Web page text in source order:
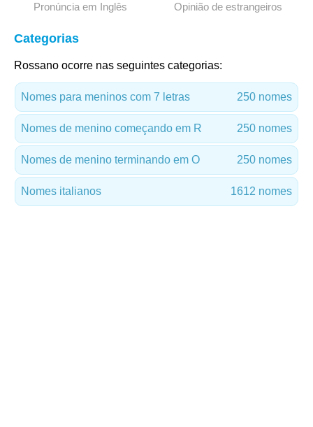
Pronúncia em Inglês Opinião de estrangeiros
Categorias
Rossano ocorre nas seguintes categorias:
Nomes para meninos com 7 letras 250 nomes
Nomes de menino começando em R 250 nomes
Nomes de menino terminando em O 250 nomes
Nomes italianos 1612 nomes